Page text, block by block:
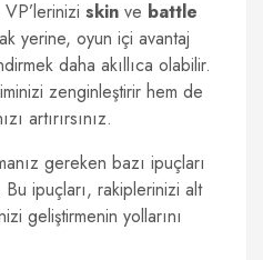
skin ve battle
yerine, oyun içi avantaj
daha akıllıca olabilir.
zenginleştirir hem de
artırırsınız.
gereken bazı ipuçları
Bu ipuçları, rakiplerinizi alt
geliştirmenin yollarını